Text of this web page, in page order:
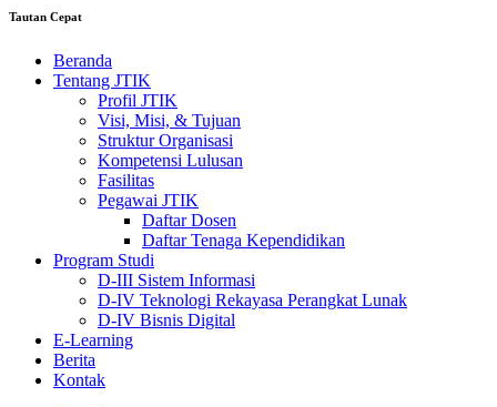
Tautan Cepat
Beranda
Tentang JTIK
Profil JTIK
Visi, Misi, & Tujuan
Struktur Organisasi
Kompetensi Lulusan
Fasilitas
Pegawai JTIK
Daftar Dosen
Daftar Tenaga Kependidikan
Program Studi
D-III Sistem Informasi
D-IV Teknologi Rekayasa Perangkat Lunak
D-IV Bisnis Digital
E-Learning
Berita
Kontak